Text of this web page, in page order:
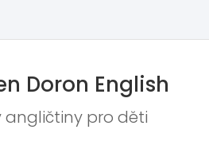
Doron English
angličtiny pro děti